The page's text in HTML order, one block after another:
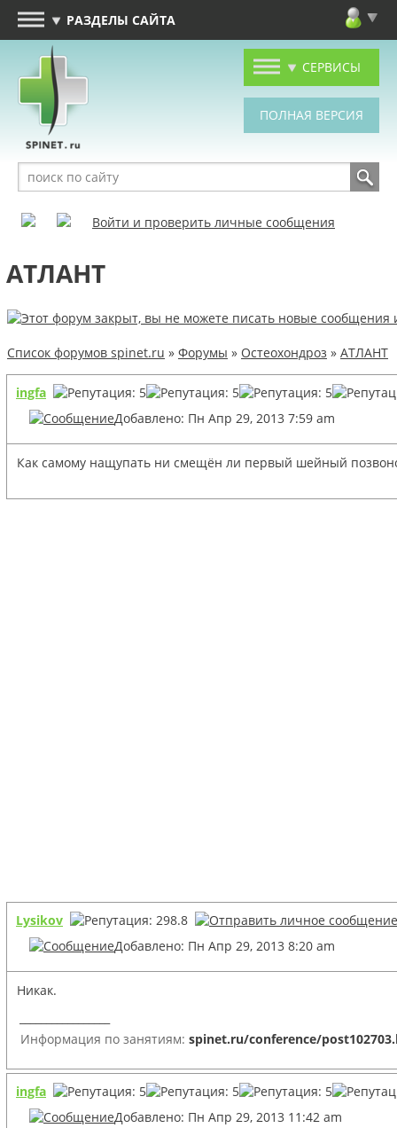
РАЗДЕЛЫ САЙТА
СЕРВИСЫ
Войти и проверить личные сообщения
АТЛАНТ
Список форумов spinet.ru » Форумы » Остеохондроз » АТЛАНТ
ingfa
Добавлено: Пн Апр 29, 2013 7:59 am
Как самому нащупать ни смещён ли первый шейный
Lysikov
Добавлено: Пн Апр 29, 2013 8:20 am
Никак.
Информация по занятиям: spinet.ru/conference/
ingfa
Добавлено: Пн Апр 29, 2013 11:42 am